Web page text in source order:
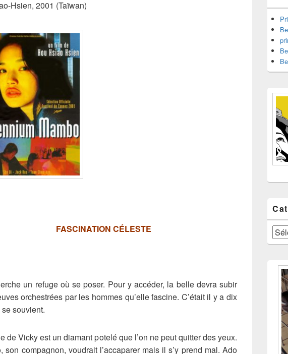
Hsien, 2001 (Taïwan)
FASCINATION CÉLESTE
un refuge où se poser. Pour y accéder, la belle devra subir
orchestrées par les hommes qu’elle fascine. C’était il y a dix
souvient.
de Vicky est un diamant potelé que l’on ne peut quitter des yeux.
son compagnon, voudrait l’accaparer mais il s’y prend mal. Ado
latérale